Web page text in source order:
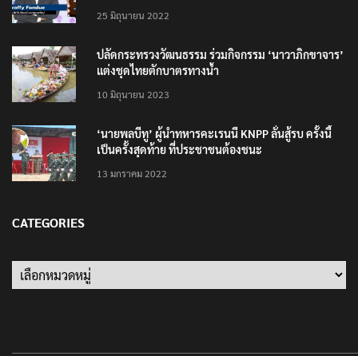
25 มิถุนายน 2022
ปลัดกระทรวงวัฒนธรรม ร่วมกิจกรรม ‘นาวาภิกขาจาร’
แต่งชุดไทยตักบาตรทางน้ำ
10 มิถุนายน 2023
‘นายพลบีทู’ ผู้นำทหารคะเรนนี KNPP ลั่นสู้รบ ครั้งนี้
เป็นครั้งสุดท้าย ที่ประชาชนต้องชนะ
13 มกราคม 2022
CATEGORIES
Categories